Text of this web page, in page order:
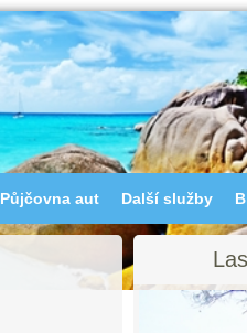
Půjčovna aut Další služby